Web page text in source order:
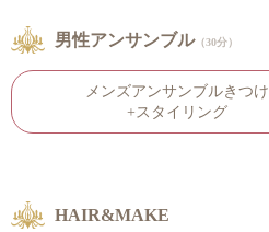
男性アンサンブル（30分）
メンズアンサンブルきつけ
+スタイリング
HAIR&MAKE